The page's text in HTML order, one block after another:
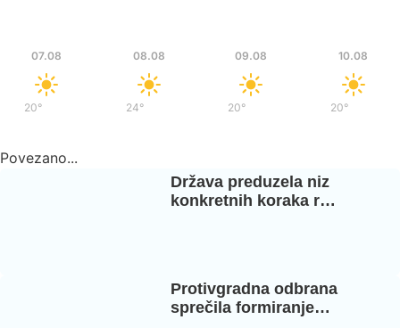
07.08
20°/
08.08
24°
09.08
20°
10.08
20°
Povezano...
Država preduzela niz
konkretnih koraka r…
Protivgradna odbrana
sprečila formiranje…